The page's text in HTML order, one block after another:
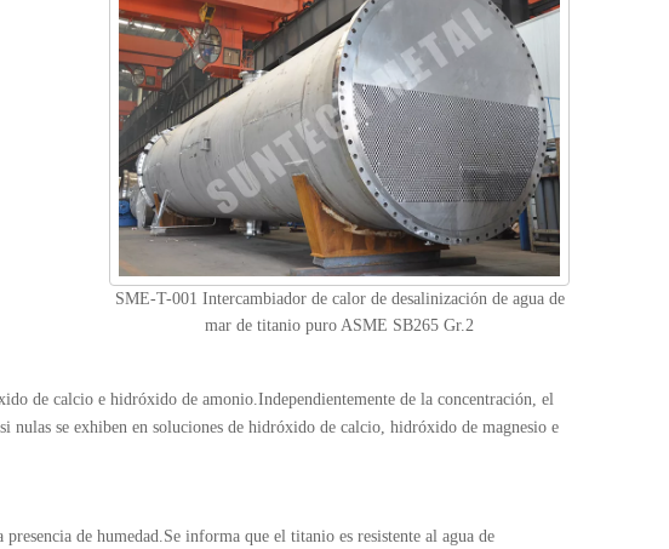
SME-T-001 Intercambiador de calor de desalinización de agua de
mar de titanio puro ASME SB265 Gr.2
de calcio e hidróxido de amonio.Independientemente de la concentración, el
nulas se exhiben en soluciones de hidróxido de calcio, hidróxido de magnesio e
de humedad.Se informa que el titanio es resistente al agua de